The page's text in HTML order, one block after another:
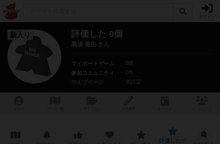
新入り 評価した 0個
黒須 達也 さん
マイボードゲーム
0個
参加コミュニティ
2件
ウェブページ
未設定
評価したゲ